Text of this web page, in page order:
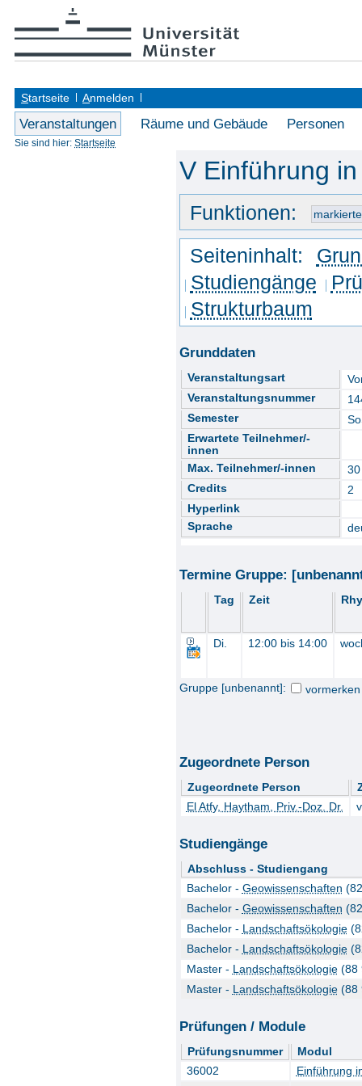
Startseite Anmelden
Veranstaltungen Räume und Gebäude Personen
Sie sind hier: Startseite
V Einführung
Funktionen:
Seiteninhalt:
Studiengänge
Strukturbaum
Grunddaten
Veranstaltungsart
Veranstaltungsnummer
Semester
Erwartete Teilnehmer/-
innen
Max. Teilnehmer/-innen
30
Credits
2
Hyperlink
Sprache
Termine Gruppe:
Tag Zeit
Di. 12:00 bis 14:00
Gruppe [unbenannt]: vormerken
Zugeordnete Person
Zugeordnete Person
El Atfy, Haytham, Priv.-Doz. Dr.
Studiengänge
Abschluss - Studiengang
Bachelor - Geowissenschaften
Bachelor - Geowissenschaften
Bachelor -
Landschaftsökologie
Bachelor -
Landschaftsökologie
Master -
Landschaftsökologie(88
Master -
Landschaftsökologie(88
Prüfungen / Module
Prüfungsnummer
Modul
36002
Einführung